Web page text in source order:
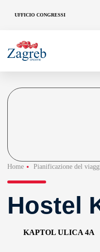
UFFICIO CONGRESSI
Home Pianificazione del
Hostel
KAPTOL ULICA 4A